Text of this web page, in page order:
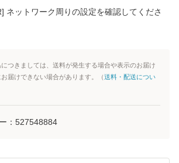
ネットワーク周りの設定を確認してくださ
つきましては、送料が発生する場合や表示のお届け
届けできない場合があります。（送料・配送につい
： 527548884